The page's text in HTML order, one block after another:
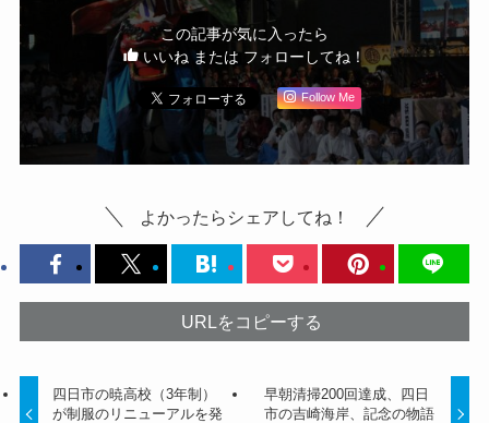
この記事が気に入ったら
いいね または フォローしてね！
Follow Me
よかったらシェアしてね！
URLをコピーする
四日市の暁高校（3年制）
が制服のリニューアルを発
早朝清掃200回達成、四日
市の吉崎海岸、記念の物語